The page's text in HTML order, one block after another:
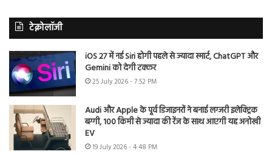
टेक्नोलॉजी
iOS 27 में नई Siri होगी पहले से ज्यादा स्मार्ट, ChatGPT और
Gemini को देगी टक्कर
25 July 2026 - 7:52 PM
Audi और Apple के पूर्व डिजाइनरों ने बनाई लग्जरी इलेक्ट्रिक
बग्गी, 100 किमी से ज्यादा की रेंज के साथ आएगी यह अनोखी
EV
19 July 2026 - 4:48 PM